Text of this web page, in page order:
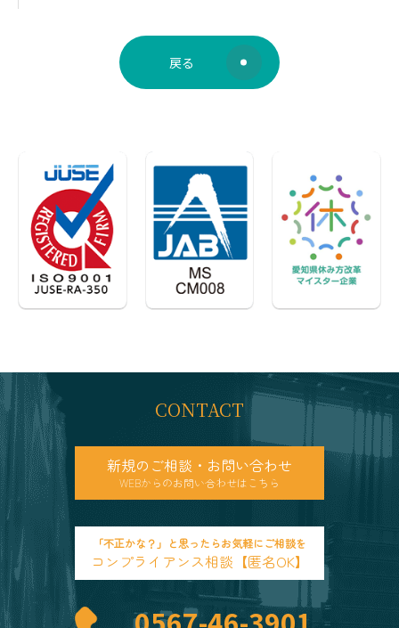
戻る
CONTACT
新規のご相談・お問い合わせ
WEBからのお問い合わせはこちら
「不正かな？」と思ったらお気軽にご相談を
コンプライアンス相談【匿名OK】